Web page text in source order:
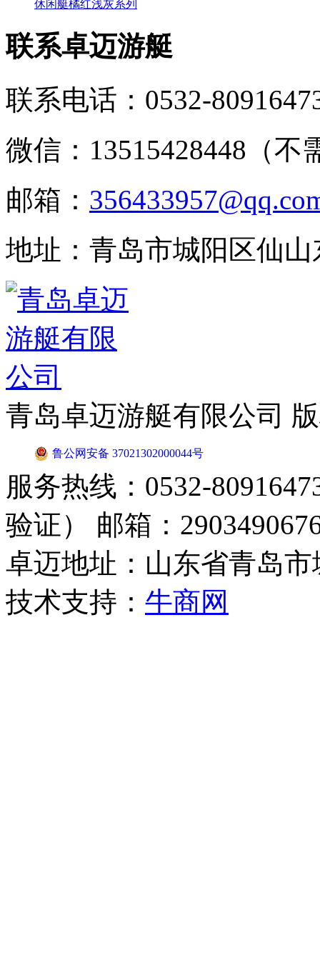
休闲艇橘红浅灰系列
联系卓迈游艇
联系电话： 0532-
微信：13515428448（不
邮箱：
地址：青岛市城阳区仙山
青岛卓迈游艇有限公司
鲁公网安备 37021302000044号
服务热线：0532-
验证） 邮箱：
卓迈地址：山东省青岛
技术支持： 牛商网